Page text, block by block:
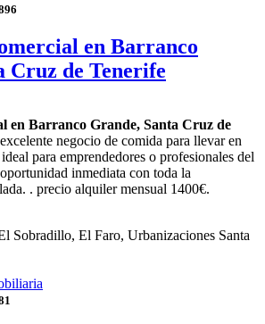
en Barranco
Cruz de Tenerife
en Barranco Grande, Santa Cruz de
excelente negocio de comida para llevar en
para emprendedores o profesionales del
inmediata con toda la
. precio alquiler mensual 1400€.